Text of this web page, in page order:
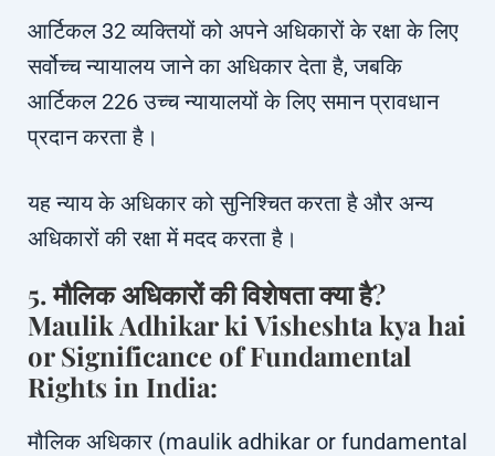
आर्टिकल 32 व्यक्तियों को अपने अधिकारों के रक्षा के लिए
सर्वोच्च न्यायालय जाने का अधिकार देता है, जबकि
आर्टिकल 226 उच्च न्यायालयों के लिए समान प्रावधान
प्रदान करता है।
यह न्याय के अधिकार को सुनिश्चित करता है और अन्य
अधिकारों की रक्षा में मदद करता है।
5. मौलिक अधिकारों की विशेषता क्या है?
Maulik Adhikar ki Visheshta kya hai
or Significance of Fundamental
Rights in India:
मौलिक अधिकार (maulik adhikar or fundamental